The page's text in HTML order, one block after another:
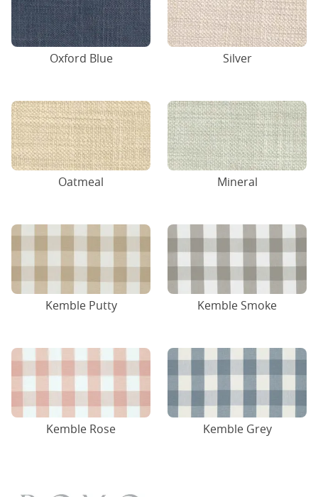
Oxford Blue Silver
Oatmeal Mineral
Kemble Putty Kemble Smoke
Kemble Rose Kemble Grey